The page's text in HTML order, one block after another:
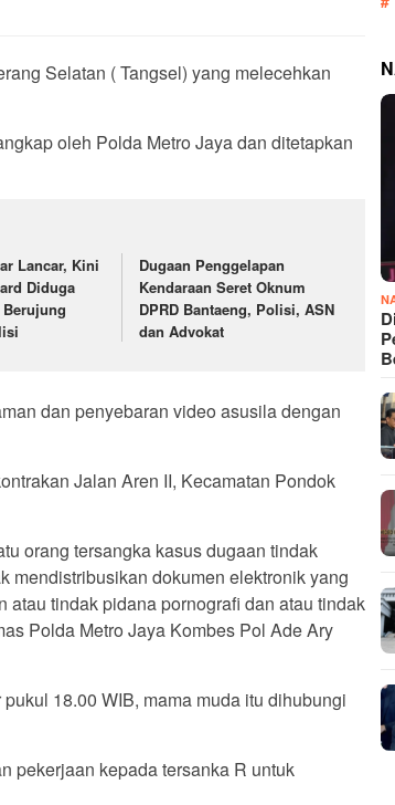
Selatan ( Tangsel) yang melecehkan
oleh Polda Metro Jaya dan ditetapkan
Lancar, Kini
Diduga
Dugaan Penggelapan
Kendaraan Seret Oknum
DPRD Bantaeng, Polisi, ASN
dan Advokat
dan penyebaran video asusila dengan
Jalan Aren II, Kecamatan Pondok
orang tersangka kasus dugaan tindak
mendistribusikan dokumen elektronik yang
tindak pidana pornografi dan atau tindak
Polda Metro Jaya Kombes Pol Ade Ary
18.00 WIB, mama muda itu dihubungi
pekerjaan kepada tersanka R untuk